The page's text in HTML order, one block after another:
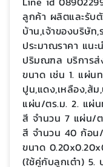
ลูกค้า ผลิตและรับ
บ้าน,เจ้าของบริษัท
ประมาณราคา แนะ
ปริมณฑล บริการส่
ขนาด เช่น 1. แผ่น
ปูน,แดง,เหลือง,ส้ม
แผ่น/ตร.ม. 2. แผ่
สี จำนวน 7 แผ่น/
สี จำนวน 40 ก้อ
ขนาด
(ใช้คู่กับลูกเต๋า)